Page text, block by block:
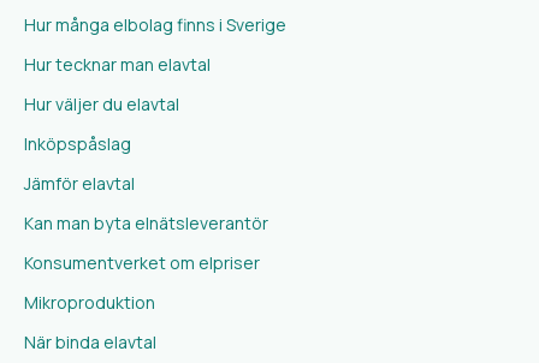
Hur många elbolag finns i Sverige
Hur tecknar man elavtal
Hur väljer du elavtal
Inköpspåslag
Jämför elavtal
Kan man byta elnätsleverantör
Konsumentverket om elpriser
Mikroproduktion
När binda elavtal